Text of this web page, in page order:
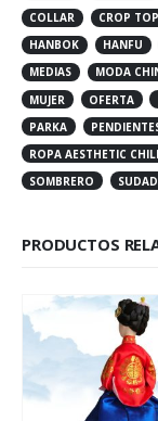
COLLAR
CROP TOP
HANBOK
HANFU
MEDIAS
MODA
MUJER
OFERTA
PARKA
ROPA AESTHETIC
SOMBRERO
PRODUCTOS